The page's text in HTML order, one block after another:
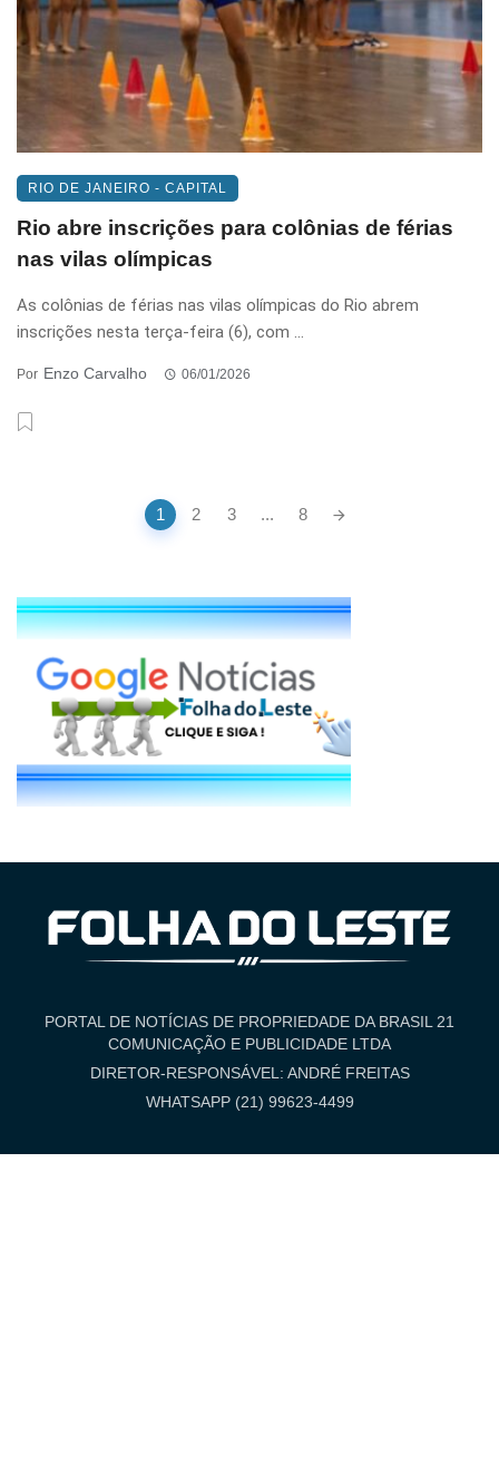
RIO DE JANEIRO - CAPITAL
Rio abre inscrições para colônias de férias
nas vilas olímpicas
As colônias de férias nas vilas olímpicas do Rio abrem
inscrições nesta terça-feira (6), com ...
Por Enzo Carvalho 06/01/2026
1 2 3 ... 8
PORTAL DE NOTÍCIAS DE PROPRIEDADE DA BRASIL 21
COMUNICAÇÃO E PUBLICIDADE LTDA
DIRETOR-RESPONSÁVEL: ANDRÉ FREITAS
WHATSAPP (21) 99623-4499